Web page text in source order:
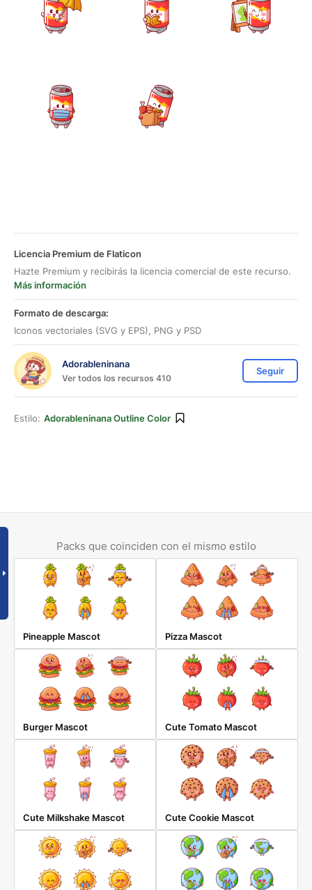
Licencia Premium de Flaticon
Hazte Premium y recibirás la licencia comercial de este recurso.
Más información
Formato de descarga:
Iconos vectoriales (SVG y EPS), PNG y PSD
Adorableninana
Ver todos los recursos 410
Seguir
Estilo: Adorableninana Outline Color
Packs que coinciden con el mismo estilo
Pineapple Mascot Pizza Mascot
Burger Mascot Cute Tomato Mascot
Cute Milkshake Mascot Cute Cookie Mascot